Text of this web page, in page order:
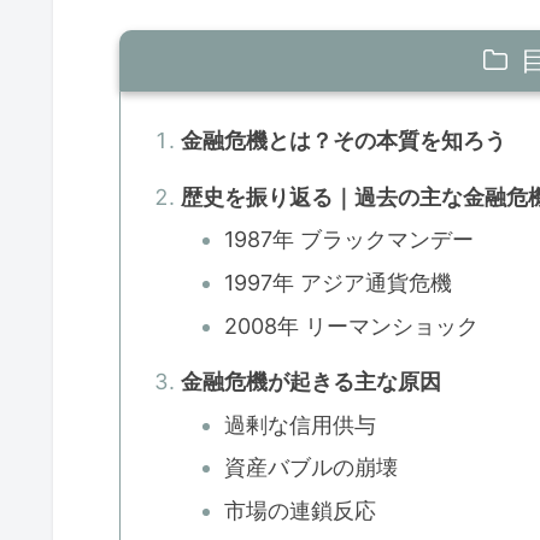
金融危機とは？その本質を知ろう
歴史を振り返る｜過去の主な金融危
1987年 ブラックマンデー
1997年 アジア通貨危機
2008年 リーマンショック
金融危機が起きる主な原因
過剰な信用供与
資産バブルの崩壊
市場の連鎖反応